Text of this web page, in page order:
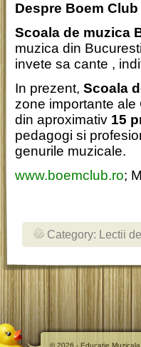
Despre Boem Club
Scoala de muzica
muzica din
invete sa cante ,
In prezent, Scoala
zone importante ale
din aproximativ 15
pedagogi si
genurile muzicale.
www.boemclub.ro;
Category: Lectii
© 2026 - Educatie